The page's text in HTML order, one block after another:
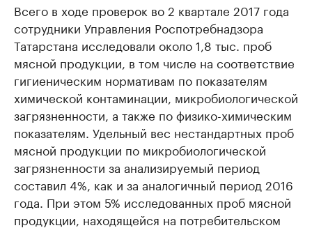
Всего в ходе проверок во 2 квартале 2017 года
сотрудники Управления Роспотребнадзора
Татарстана исследовали около 1,8 тыс. проб
мясной продукции, в том числе на соответствие
гигиеническим нормативам по показателям
химической контаминации, микробиологической
загрязненности, а также по физико-химическим
показателям. Удельный вес нестандартных проб
мясной продукции по микробиологической
загрязненности за анализируемый период
составил 4%, как и за аналогичный период 2016
года. При этом 5% исследованных проб мясной
продукции, находящейся на потребительском